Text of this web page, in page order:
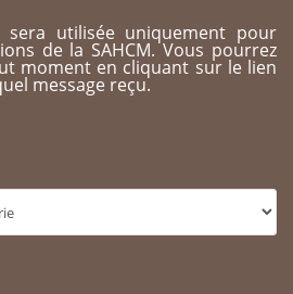
sera utilisée uniquement pour
de la SAHCM. Vous pourrez
moment en cliquant sur le lien
message reçu.